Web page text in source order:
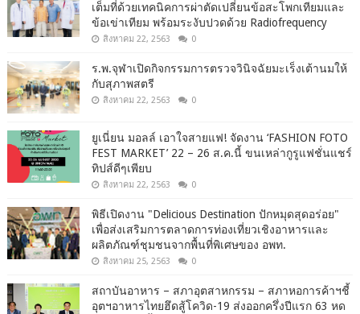
เต็มที่ด้วยเทคนิคการผ่าตัดเปลี่ยนข้อสะโพกเทียมและ
ข้อเข่าเทียม พร้อมระงับปวดด้วย Radiofrequency
สิงหาคม 22, 2563 0
ร.พ.จุฬาเปิดกิจกรรมการตรวจวินิจฉัยมะเร็งเต้านมให้
กับสุภาพสตรี
สิงหาคม 22, 2563 0
ยูเนี่ยน มอลล์ เอาใจสายแฟ! จัดงาน ‘FASHION FOTO
FEST MARKET’ 22 – 26 ส.ค.นี้ ขนเหล่ากูรูแฟชั่นแชร์
ทิปส์ดีๆเพียบ
สิงหาคม 22, 2563 0
พิธีเปิดงาน "Delicious Destination ปักหมุดสุดอร่อย"
เพื่อส่งเสริมการตลาดการท่องเที่ยวเชิงอาหารและ
ผลิตภัณฑ์ชุมชนจากพื้นที่พิเศษของ อพท.
สิงหาคม 25, 2563 0
สถาบันอาหาร – สภาอุตสาหกรรม – สภาหอการค้าฯชี้
อุตฯอาหารไทยฮึดสู้โควิด-19 ส่งออกครึ่งปีแรก 63 หด